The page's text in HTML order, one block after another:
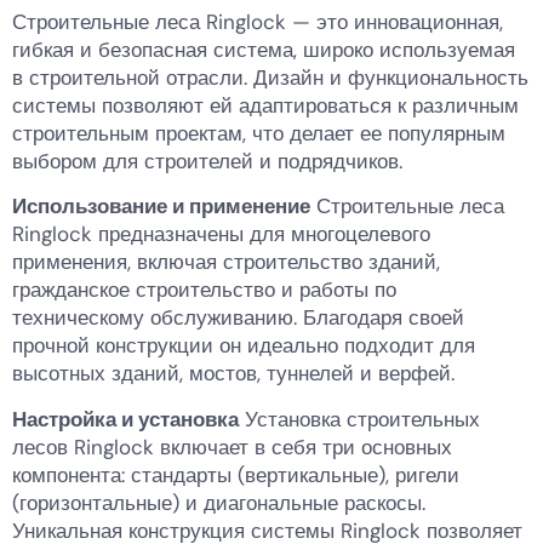
Строительные леса Ringlock — это инновационная,
гибкая и безопасная система, широко используемая
в строительной отрасли. Дизайн и функциональность
системы позволяют ей адаптироваться к различным
строительным проектам, что делает ее популярным
выбором для строителей и подрядчиков.
Использование и применение Строительные леса
Ringlock предназначены для многоцелевого
применения, включая строительство зданий,
гражданское строительство и работы по
техническому обслуживанию. Благодаря своей
прочной конструкции он идеально подходит для
высотных зданий, мостов, туннелей и верфей.
Настройка и установкаУстановка строительных
лесов Ringlock включает в себя три основных
компонента: стандарты (вертикальные), ригели
(горизонтальные) и диагональные раскосы.
Уникальная конструкция системы Ringlock позволяет